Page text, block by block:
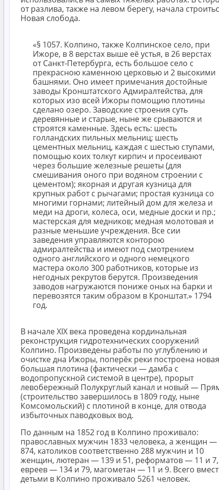
от разлива, также на левом берегу, начала
Новая слобода.
«§ 1057. Колпино, также Колпинское село, при
Ижоре, в 8 верстах выше её устья, в 26 верстах
от Санкт-Петербурга, есть большое село с
прекрасною каменною церковью и 2 высокими
башнями. Оно имеет примечания достойные
заводы Кронштатского Адмиралтейства, для
которых изо всей Ижоры помощию плотины
сделано озеро. Заводские строения суть
деревянные и старые, ныне же срываются и
строятся каменные. Здесь есть: шесть
голландских пильных мельниц; шесть
цементных мельниц, каждая с шестью ступами,
помощью коих толкут кирпич и просеивают
через большие железные решеты (для
смешивания оного при водяном строении с
цементом); якорная и другая кузница для
крупных работ с рычагами; простая кузница со
многими горнами; литейный дом для железа и
меди на дроги, колеса, оси, медные доски и пр.;
мастерская для медников; медная молотовая и
разные меньшие учреждения. Все сии
заведения управляются конторою
адмиралтейства и имеют под смотрением
одного английского и одного немецкого
мастера около 300 работников, которые из
негодных рекрутов берутся. Произведения
заводов нагружаются пониже оных на барки и
перевозятся таким образом в Кронштат.» 1794
год.
В начале XIX века проведена кординальная
реконструкция гидротехнических сооружений
Колпино. Произведены работы по углублению и
очистке дна Ижоры, поперёк реки построена новая
большая плотина (фактически — дамба с
водопропускной системой в центре), прорыт
левобережный Полукруглый канал и новый —
(строительство завершилось в 1809 году, ныне
Комсомольский) с плотиной в конце, для отвода
избыточных паводковых вод.
По данным на 1852 год в Колпино проживало:
православных мужчин 1833 человека, а женщин —
874, католиков соответственно 288 мужчин и 10
женщин, лютеран — 139 и 51, реформатов — 11 и 7,
евреев — 134 и 79, магометан — 11 и 9. Всего
детьми в Колпино проживало 5261 человек.